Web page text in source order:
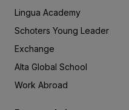
Lingua Academy
Schoters Young Leader
Exchange
Alta Global School
Work Abroad